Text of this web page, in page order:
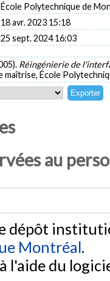
École Polytechnique de
18 avr. 2023 15:18
25 sept. 2024 16:03
Réingénierie de
maîtrise, École
au
dépôt
Montréal.
l'aide du